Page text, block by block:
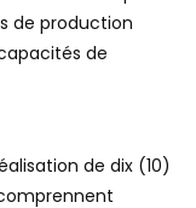
de production
de
de dix (10)